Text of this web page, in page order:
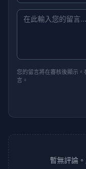
您的留言將在審核後顯示
言。
暫無評論